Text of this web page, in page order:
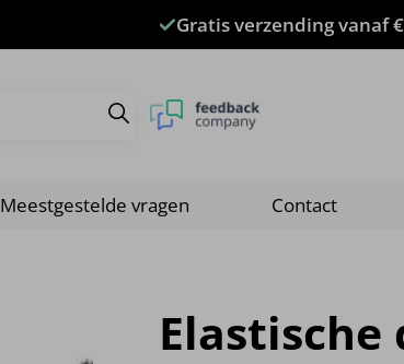
Gratis verzending vanaf
Meestgestelde vragen Contact